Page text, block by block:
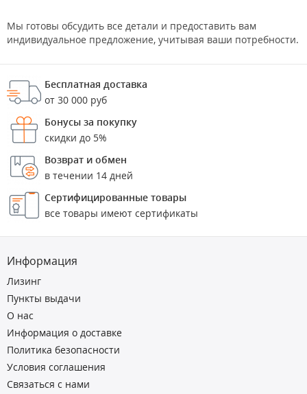
Мы готовы обсудить все детали и предоставить вам
индивидуальное предложение, учитывая ваши потребности.
Бесплатная доставка
от 30 000 руб
Бонусы за покупку
скидки до 5%
Возврат и обмен
в течении 14 дней
Сертифицированные товары
все товары имеют сертификаты
Информация
Лизинг
Пункты выдачи
О нас
Информация о доставке
Политика безопасности
Условия соглашения
Связаться с нами